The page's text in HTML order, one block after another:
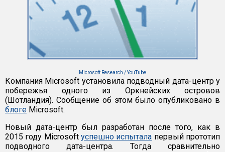
Microsoft Research / YouTube
Компания Microsoft установила подводный дата-центр у
побережья одного из Оркнейских островов
(Шотландия). Сообщение об этом было опубликовано в
блоге Microsoft.
Новый дата-центр был разработан после того, как в
2015 году Microsoft успешно испытала первый прототип
подводного дата-центра. Тогда сравнительно